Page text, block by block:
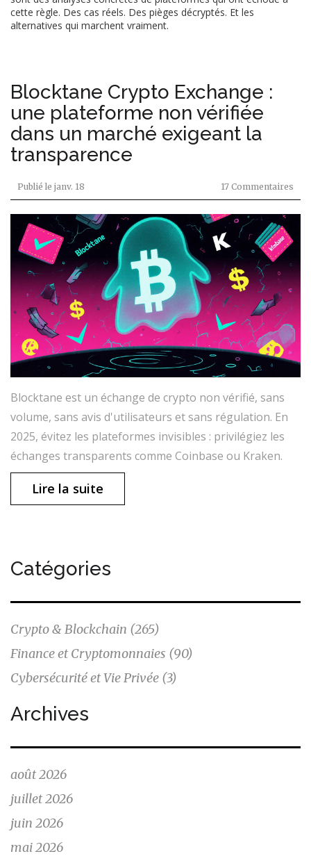
cette règle. Des cas réels. Des pièges décryptés. Et les
alternatives qui marchent vraiment.
Blocktane Crypto Exchange :
une plateforme non vérifiée
dans un marché exigeant la
transparence
Publié le janv. 18 17 Commentaires
Blocktane est un échange de crypto non vérifié, sans
volume, sans avis d'utilisateurs et sans régulation. En
2025, évitez les plateformes invisibles : privilégiez les
échanges transparents comme Coinbase ou Kraken.
Lire la suite
Catégories
Crypto & Blockchain (265)
Finance et Cryptomonnaies (90)
Cybersécurité et Vie Privée (3)
Archives
août 2026
juillet 2026
juin 2026
mai 2026